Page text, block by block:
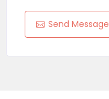
Send Message